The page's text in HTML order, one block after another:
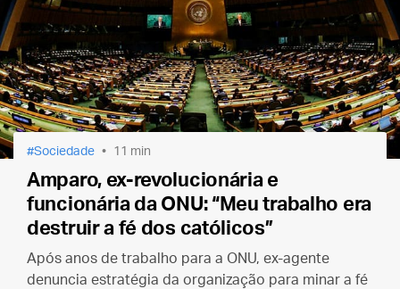
Sociedade 11 min
Amparo, ex-revolucionária e
funcionária da ONU: “Meu trabalho era
destruir a fé dos católicos”
Após anos de trabalho para a ONU, ex-agente
denuncia estratégia da organização para minar a fé